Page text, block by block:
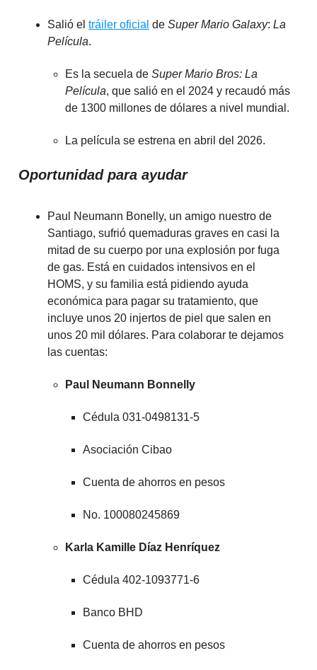
Salió el tráiler oficial de Super Mario Galaxy: La
Película.
Es la secuela de Super Mario Bros: La
Película, que salió en el 2024 y recaudó más
de 1300 millones de dólares a nivel mundial.
La película se estrena en abril del 2026.
Oportunidad para ayudar
Paul Neumann Bonelly, un amigo nuestro de
Santiago, sufrió quemaduras graves en casi la
mitad de su cuerpo por una explosión por fuga
de gas. Está en cuidados intensivos en el
HOMS, y su familia está pidiendo ayuda
económica para pagar su tratamiento, que
incluye unos 20 injertos de piel que salen en
unos 20 mil dólares. Para colaborar te dejamos
las cuentas:
Paul Neumann Bonnelly
Cédula 031-0498131-5
Asociación Cibao
Cuenta de ahorros en pesos
No. 100080245869
Karla Kamille Díaz Henríquez
Cédula 402-1093771-6
Banco BHD
Cuenta de ahorros en pesos